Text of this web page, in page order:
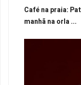
Café na praia:
manhã na orla ...